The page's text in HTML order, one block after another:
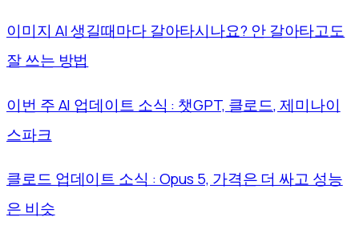
이미지 AI 생길때마다 갈아타시나요? 안 갈아타고도
잘 쓰는 방법
이번 주 AI 업데이트 소식 : 챗GPT, 클로드, 제미나이
스파크
클로드 업데이트 소식 : Opus 5, 가격은 더 싸고 성능
은 비슷